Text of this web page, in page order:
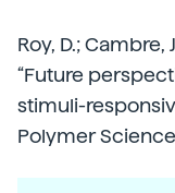
Roy, D.; Cambre,
“Future
stimuli-
Polymer